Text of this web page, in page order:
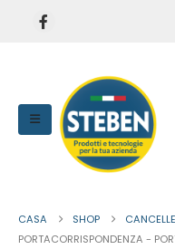
CASA SHOP
PORTACORRISPONDENZA -